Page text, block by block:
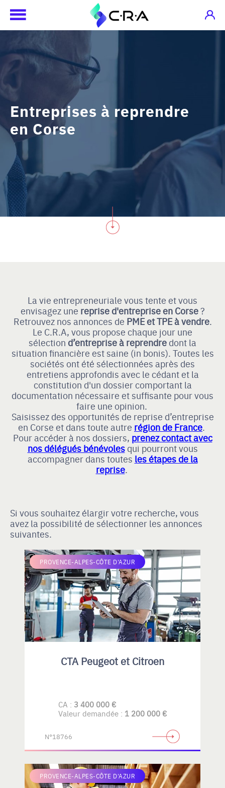
Entreprises à reprendre
en Corse
La vie entrepreneuriale vous tente et vous
envisagez une reprise d'entreprise en Corse?
Retrouvez nos annonces de PME et TPE à vendre.
Le C.R.A, vous propose chaque jour une
sélection d’entreprise à reprendre dont la
situation financière est saine (in bonis). Toutes les
sociétés ont été sélectionnées après des
entretiens approfondis avec le cédant et la
constitution d'un dossier comportant la
documentation nécessaire et suffisante pour vous
faire une opinion.
Saisissez des opportunités de reprise d’entreprise
en Corse et dans toute autre région de France.
Pour accéder à nos dossiers, prenez contact avec
nos délégués bénévolesqui pourront vous
accompagner dans toutes les étapes de la
reprise.
Si vous souhaitez élargir votre recherche, vous
avez la possibilité de sélectionner les annonces
suivantes.
PROVENCE-ALPES-CÔTE D'AZUR
CTA Peugeot et Citroen
CA : 3 400 000 €
Valeur demandée : 1 200 000 €
N°18766
PROVENCE-ALPES-CÔTE D'AZUR